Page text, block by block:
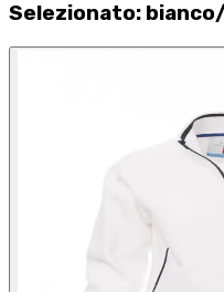
Selezionato: